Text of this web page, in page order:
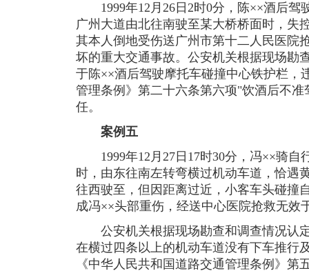
1999年12月26日2时0分，陈××酒后驾
广州大道由北往南驶至某大桥桥面时，失
其本人倒地受伤送广州市第十二人民医院
坏的重大交通事故。公安机关根据现场勘
于陈××酒后驾驶摩托车碰撞中心铁护栏，
管理条例》第二十六条第六项"饮酒后不
任。
案例五
1999年12月27日17时30分，冯××骑自
时，由东往南左转弯横过机动车道，恰遇
往西驶至，但因距离过近，小客车头碰撞
成冯××头部重伤，经送中心医院抢救无效
公安机关根据现场勘查和调查情况认
在横过四条以上的机动车道没有下车推行
《中华人民共和国道路交通管理条例》